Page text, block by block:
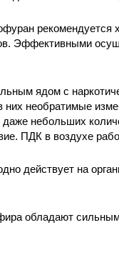
Эффективными
ядом с
них необратимые
небольших
ПДК в воздухе
действует на
обладают